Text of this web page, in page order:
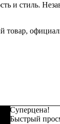
и стиль.
товар,
Суперцена!
Быстрый